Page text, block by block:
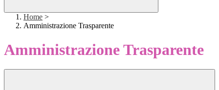
Home >
Amministrazione Trasparente
Amministrazione Trasparente